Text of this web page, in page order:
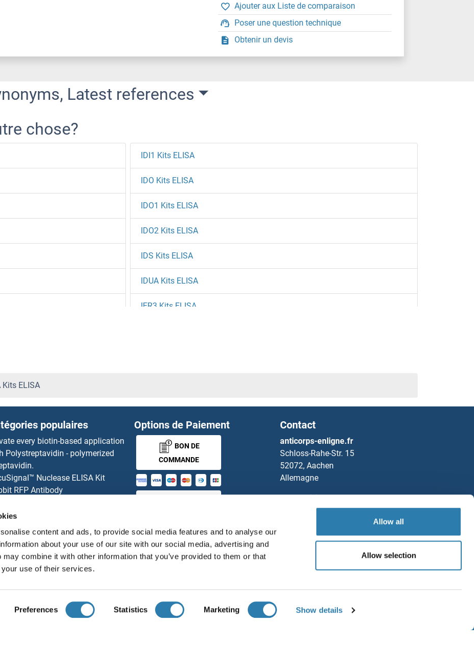
content and ads, to provide social media features and to analyse our
about your use of our site with our social media, advertising and
combine it with other information that you’ve provided to them or that
use of their services.
Preferences Statistics Marketing Show details
Allow all
Allow selection
Ajouter aux Liste de comparaison
Poser une question technique
Obtenir un devis
Latest references
chose?
Kits ELISA
IDI1 Kits ELISA
IDO Kits ELISA
IDO1 Kits ELISA
IDO2 Kits ELISA
IDS Kits ELISA
IDUA Kits ELISA
IER3 Kits ELISA
IFI35 Kits ELISA
IFI44 Kits ELISA
IFI44L Kits ELISA
IFI6 Kits ELISA
IFIT1 Kits ELISA
IFITM2 Kits ELISA
IFNA Kits ELISA
Kits ELISA
populaires
every biotin-based application
Polystreptavidin - polymerized
Nuclease ELISA Kit
RFP Antibody
Kits
online purchase process
distributeurs
Options de Paiement
BON DE
COMMANDE
Contact
anticorps-enligne.fr
Schloss-Rahe-Str. 15
52072, Aachen
Allemagne
Tel+49 (0)241 95 163 153
+49 (0)241 95 163 155
Mentions légales Protection des données Cookie Settings Conditions générales
Sauvegarder / Partager